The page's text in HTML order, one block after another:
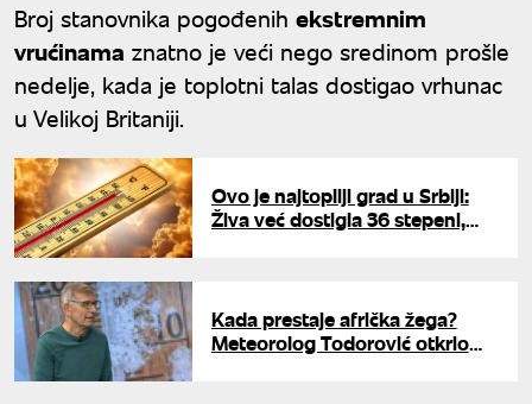
Broj stanovnika pogođenih ekstremnim
vrućinama znatno je veći nego sredinom prošle
nedelje, kada je toplotni talas dostigao vrhunac
u Velikoj Britaniji.
Ovo je najtopliji grad u Srbiji:
Živa već dostigla 36 stepeni,
Kada prestaje afrička žega?
Meteorolog Todorović otkrio